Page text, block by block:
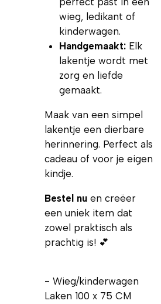
wieg, ledikant of
kinderwagen.
Handgemaakt: Elk
lakentje wordt met
zorg en liefde
gemaakt.
Maak van een simpel
lakentje een dierbare
herinnering. Perfect als
cadeau of voor je eigen
kindje.
Bestel nu en creëer
een uniek item dat
zowel praktisch als
prachtig is! 💕
- Wieg/kinderwagen
Laken 100 x 75 CM